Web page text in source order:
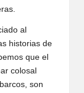
al
historias de
que el
colosal
son